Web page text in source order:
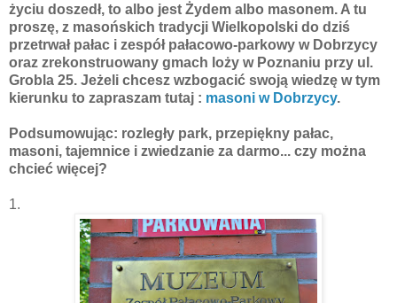
życiu doszedł, to albo jest Żydem albo masonem. A tu
proszę, z masońskich tradycji Wielkopolski do dziś
przetrwał pałac i zespół pałacowo-parkowy w Dobrzycy
oraz zrekonstruowany gmach loży w Poznaniu przy ul.
Grobla 25. Jeżeli chcesz wzbogacić swoją wiedzę w tym
kierunku to zapraszam tutaj : masoni w Dobrzycy.
Podsumowując: rozległy park, przepiękny pałac,
masoni, tajemnice i zwiedzanie za darmo... czy można
chcieć więcej?
1.